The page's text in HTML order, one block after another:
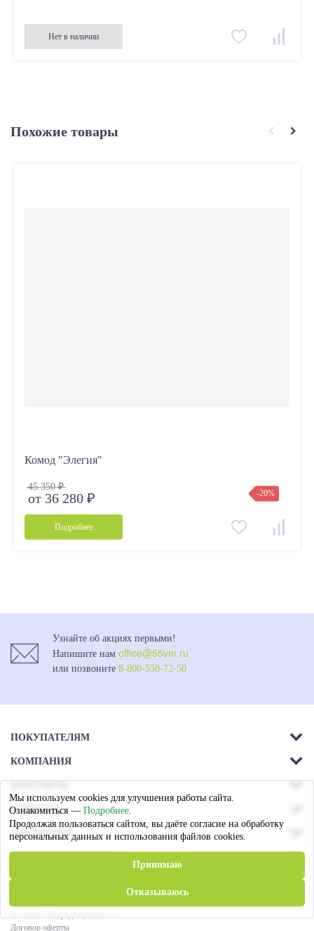
Нет в наличии
Похожие товары
Комод "Элегия"
45 350 ₽
от 36 280 ₽ -20%
Подробнее
Узнайте об акциях первыми!
Напишите нам office@55vm.ru
или позвоните 8-800-550-72-50
ПОКУПАТЕЛЯМ
Акции
Доставка
Оплата
КОМПАНИЯ
Магазины
г. Омск.
Ул. 26-я Северная - 13а,
лит А
Пн. — Пт. c 09:00 до 17:00
office@55vm.ru
СОЦСЕТИ
ПАРТНЕРАМ
Договор оферты
Мы используем cookies для улучшения работы сайта.
Ознакомиться — Подробнее.
Продолжая пользоваться сайтом, вы даёте согласие на обработку
персональных данных и использования файлов cookies.
Принимаю
Отказываюсь